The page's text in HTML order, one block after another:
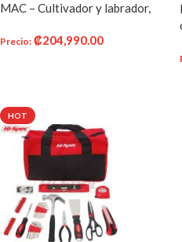
MAC – Cultivador y labrador,
2.01 pulgadas cúbicas (33 cm³),
Precio: ₡204,990.00
HOT